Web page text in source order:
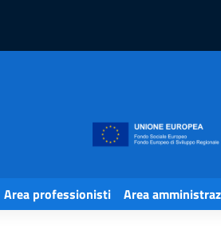
Area professionisti Area